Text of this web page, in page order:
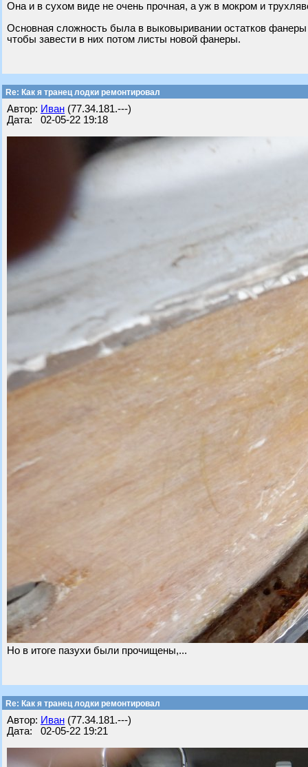
Она и в сухом виде не очень прочная, а уж в мокром и
Основная сложность была в выковыривании остатков
чтобы завести в них потом листы новой фанеры.
Re: Как я транец лодки ремонтировал
Автор: Иван (77.34.181.---)
Дата: 02-05-22 19:18
Но в итоге пазухи были прочищены,...
Re: Как я транец лодки ремонтировал
Автор: Иван (77.34.181.---)
Дата: 02-05-22 19:21